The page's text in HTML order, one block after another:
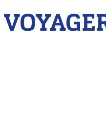
Inhalt